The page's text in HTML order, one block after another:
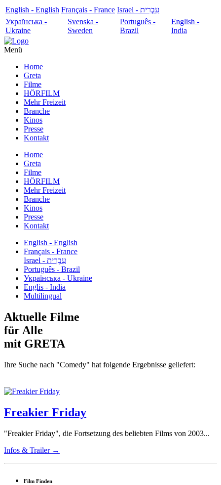
English - English Français - France
עִבְרִית - Israel
Українська -
Ukraine
Svenska -
Sweden
Português -
Brazil
English -
India
Menü
Home
Greta
Filme
HÖRFILM
Mehr Freizeit
Branche
Kinos
Presse
Kontakt
Home
Greta
Filme
HÖRFILM
Mehr Freizeit
Branche
Kinos
Presse
Kontakt
English - English
Français - France
עִבְרִית - Israel
Português - Brazil
Українська - Ukraine
Englis - India
Multilingual
Aktuelle Filme
für Alle
mit GRETA
Ihre Suche nach "Comedy" hat folgende Ergebnisse geliefert:
Freakier Friday
"Freakier Friday", die Fortsetzung des beliebten Films von 2003...
Infos & Trailer →
Film Finden